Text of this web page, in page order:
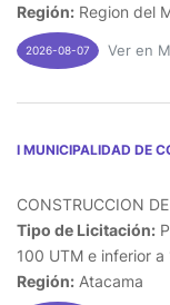
Región: Region del
2026-08-07 Ver en
I MUNICIPALIDAD DE
CONSTRUCCION
Tipo de Licitación:
100 UTM e inferior a
Región: Atacama